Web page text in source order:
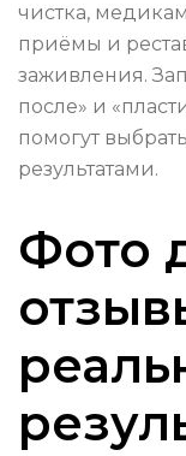
чистка,
приёмы и
заживления.
после» и
помогут
результатами.
Фото